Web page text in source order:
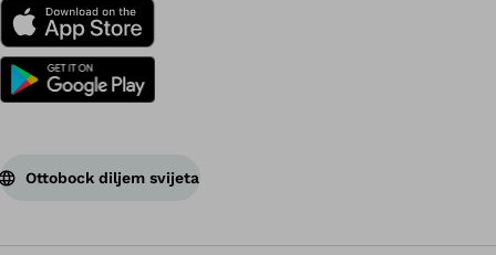
Ottobock diljem svijeta